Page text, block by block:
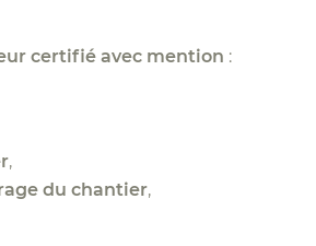
certifié avec mention :
,
du chantier,